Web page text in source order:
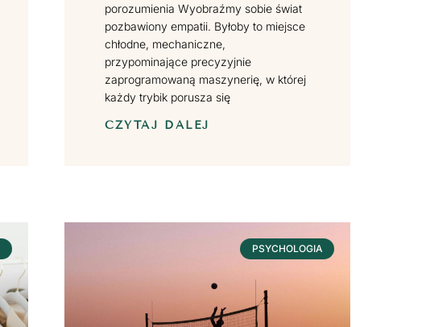
porozumienia Wyobraźmy sobie świat
pozbawiony empatii. Byłoby to miejsce
chłodne, mechaniczne,
przypominające precyzyjnie
zaprogramowaną maszynerię, w której
każdy trybik porusza się
CZYTAJ DALEJ
PSYCHOLOGIA